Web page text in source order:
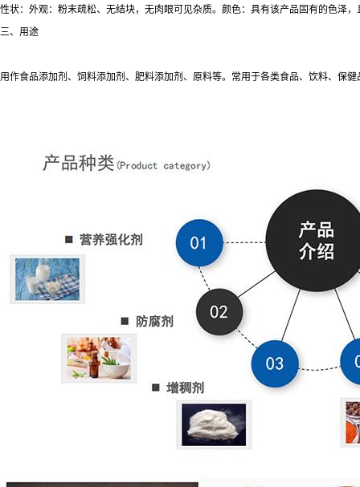
性状：外观：粉末疏松、无结块，无肉眼可见杂质。颜色：具有该产品固有的色泽
三、用途
用作食品添加剂、饲料添加剂、肥料添加剂、原料等。常用于各类食品、饮料、保